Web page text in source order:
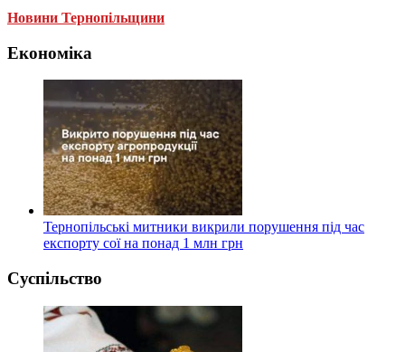
Новини Тернопільщини
Економіка
Тернопільські митники викрили порушення під час
експорту сої на понад 1 млн грн
Суспільство